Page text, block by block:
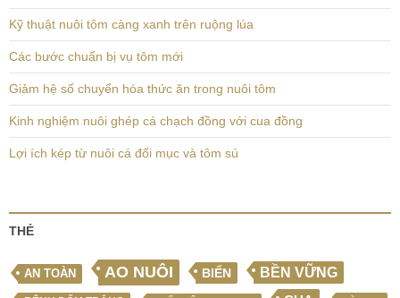
Kỹ thuật nuôi tôm càng xanh trên ruộng lúa
Các bước chuẩn bị vụ tôm mới
Giảm hệ số chuyển hóa thức ăn trong nuôi tôm
Kinh nghiệm nuôi ghép cá chạch đồng với cua đồng
Lợi ích kép từ nuôi cá đối mục và tôm sú
THẺ
AN TOÀN AO NUÔI BIỂN BỀN VỮNG